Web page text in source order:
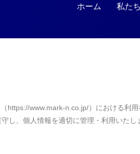
ホーム 私た
https://www.mark-n.co.jp/）における利
し、個人情報を適切に管理・利用いたし